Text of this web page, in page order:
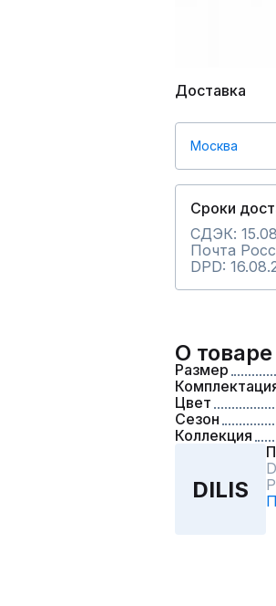
Доставка
Москва
Сроки
СДЭК:
Почта
DPD:
О товаре
Размер
Цвет
Сезон
Коллекция
DILIS